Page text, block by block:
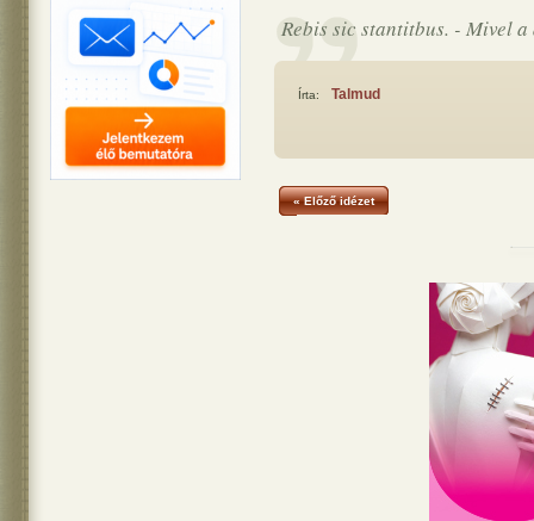
Rebis sic stantitbus. - Mivel
Írta: Talmud
« Előző idézet